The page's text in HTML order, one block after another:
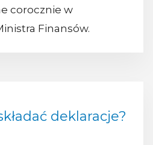
corocznie w
Finansów.
deklaracje?